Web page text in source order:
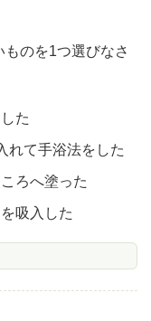
のを1つ選びなさ
た
れて手浴法をした
ろへ塗った
吸入した